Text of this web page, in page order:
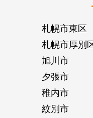
札幌市東区
札幌市厚別
旭川市
夕張市
稚内市
紋別市